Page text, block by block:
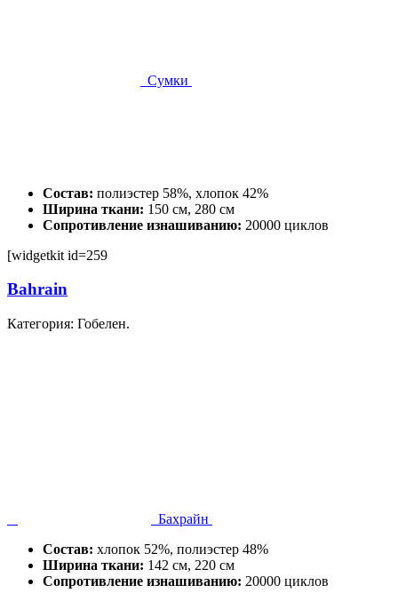
Сумки
Состав: полиэстер 58%, хлопок 42%
Ширина ткани: 150 см, 280 см
Сопротивление изнашиванию: 20000 циклов
[widgetkit id=259
Bahrain
Категория: Гобелен.
Бахрайн
Состав: хлопок 52%, полиэстер 48%
Ширина ткани: 142 см, 220 см
Сопротивление изнашиванию: 20000 циклов